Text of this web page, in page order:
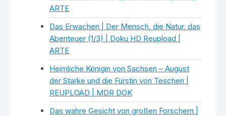
ARTE
Das Erwachen | Der Mensch, die Natur, das
Abenteuer (1/3) | Doku HD Reupload |
ARTE
Heimliche Königin von Sachsen – August
der Starke und die Fürstin von Teschen |
REUPLOAD | MDR DOK
Das wahre Gesicht von großen Forschern |